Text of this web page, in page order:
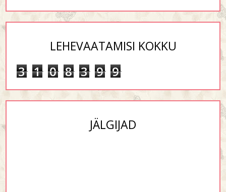
LEHEVAATAMISI KOKKU
3 1 0 8 3 9 9
JÄLGIJAD